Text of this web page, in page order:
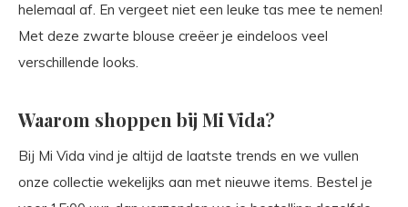
helemaal af. En vergeet niet een leuke tas mee te nemen!
Met deze zwarte blouse creëer je eindeloos veel
verschillende looks.
Waarom shoppen bij Mi Vida?
Bij Mi Vida vind je altijd de laatste trends en we vullen
onze collectie wekelijks aan met nieuwe items. Bestel je